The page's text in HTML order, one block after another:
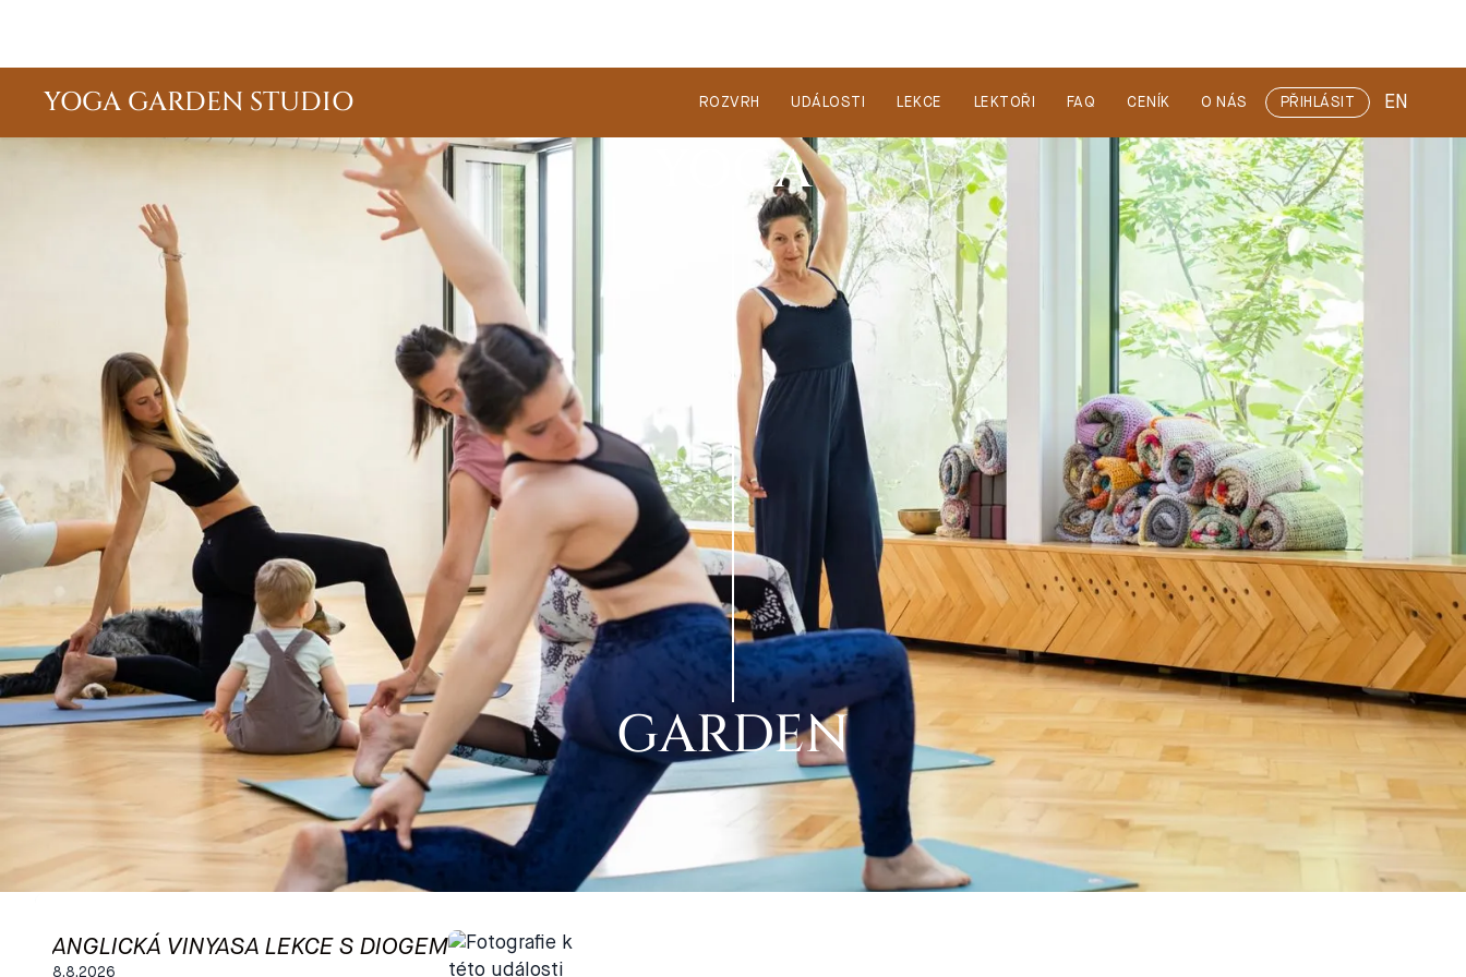
YOGA GARDEN STUDIO ROZVRH UDÁLOSTI LEKCE LEKTOŘI FAQ CENÍK O NÁS PŘIHLÁSIT EN
YOGA
GARDEN
ANGLICKÁ VINYASA LEKCE S DIOGEM
8.8.2026